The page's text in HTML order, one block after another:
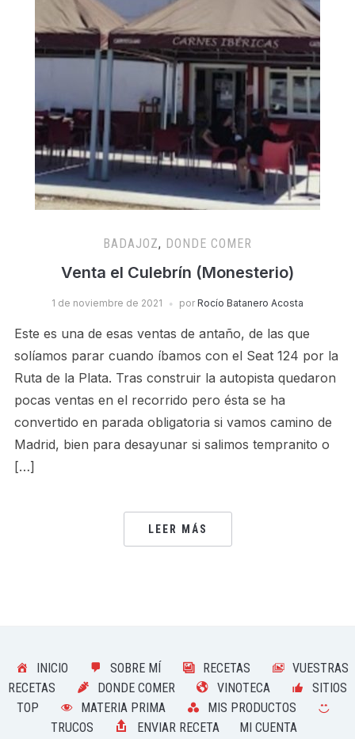
BADAJOZ, DONDE COMER
Venta el Culebrín (Monesterio)
1 de noviembre de 2021 por Rocío Batanero Acosta
Este es una de esas ventas de antaño, de las que
solíamos parar cuando íbamos con el Seat 124 por la
Ruta de la Plata. Tras construir la autopista quedaron
pocas ventas en el recorrido pero ésta se ha
convertido en parada obligatoria si vamos camino de
Madrid, bien para desayunar si salimos tempranito o
[…]
LEER MÁS
INICIO SOBRE MÍ RECETAS
VUESTRAS
RECETAS
DONDE COMER VINOTECA
SITIOS
TOP
MATERIA PRIMA
MIS PRODUCTOS
TRUCOS
ENVIAR RECETA MI CUENTA